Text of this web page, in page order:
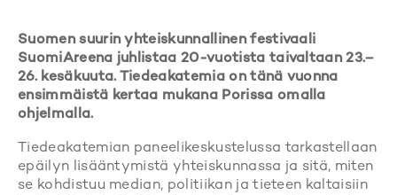
Suomen suurin yhteiskunnallinen festivaali
SuomiAreena juhlistaa 20-vuotista taivaltaan 23.–
26. kesäkuuta. Tiedeakatemia on tänä vuonna
ensimmäistä kertaa mukana Porissa omalla
ohjelmalla.
Tiedeakatemian paneelikeskustelussa tarkastellaan
epäilyn lisääntymistä yhteiskunnassa ja sitä, miten
se kohdistuu median, politiikan ja tieteen kaltaisiin